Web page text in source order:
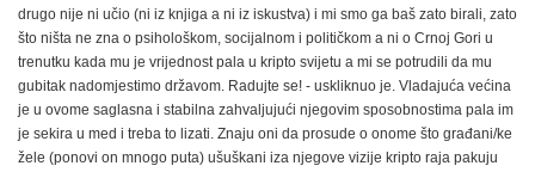
drugo nije ni učio (ni iz knjiga a ni iz iskustva) i mi smo ga baš zato birali, zato
što ništa ne zna o psihološkom, socijalnom i političkom a ni o Crnoj Gori u
trenutku kada mu je vrijednost pala u kripto svijetu a mi se potrudili da mu
gubitak nadomjestimo državom. Radujte se! - uskliknuo je. Vladajuća većina
je u ovome saglasna i stabilna zahvaljujući njegovim sposobnostima pala im
je sekira u med i treba to lizati. Znaju oni da prosude o onome što građani/ke
žele (ponovi on mnogo puta) ušuškani iza njegove vizije kripto raja pakuju